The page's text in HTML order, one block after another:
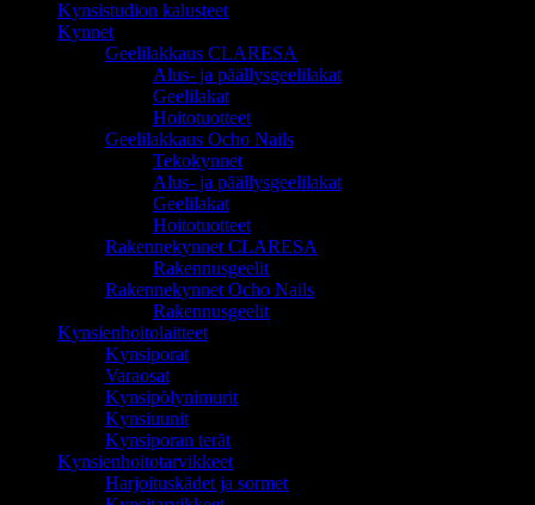
Kynsistudion kalusteet
Kynnet
Geelilakkaus CLARESA
Alus- ja päällysgeelilakat
Geelilakat
Hoitotuotteet
Geelilakkaus Ocho Nails
Tekokynnet
Alus- ja päällysgeelilakat
Geelilakat
Hoitotuotteet
Rakennekynnet CLARESA
Rakennusgeelit
Rakennekynnet Ocho Nails
Rakennusgeelit
Kynsienhoitolaitteet
Kynsiporat
Varaosat
Kynsipölynimurit
Kynsiuunit
Kynsiporan terät
Kynsienhoitotarvikkeet
Harjoituskädet ja sormet